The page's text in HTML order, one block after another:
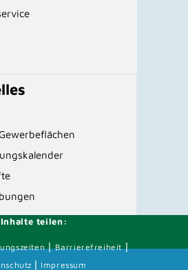
Inhalte teilen:
|Barrierefreiheit|
| Impressum